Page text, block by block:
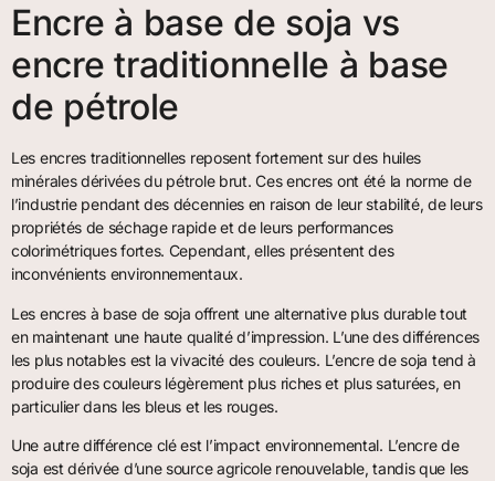
Encre à base de soja vs
encre traditionnelle à base
de pétrole
Les encres traditionnelles reposent fortement sur des huiles
minérales dérivées du pétrole brut. Ces encres ont été la norme de
l’industrie pendant des décennies en raison de leur stabilité, de leurs
propriétés de séchage rapide et de leurs performances
colorimétriques fortes. Cependant, elles présentent des
inconvénients environnementaux.
Les encres à base de soja offrent une alternative plus durable tout
en maintenant une haute qualité d’impression. L’une des différences
les plus notables est la vivacité des couleurs. L’encre de soja tend à
produire des couleurs légèrement plus riches et plus saturées, en
particulier dans les bleus et les rouges.
Une autre différence clé est l’impact environnemental. L’encre de
soja est dérivée d’une source agricole renouvelable, tandis que les